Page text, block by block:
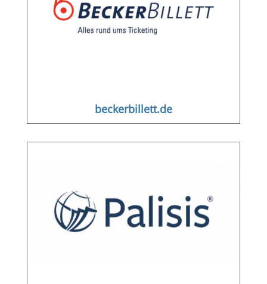
beckerbillett.de